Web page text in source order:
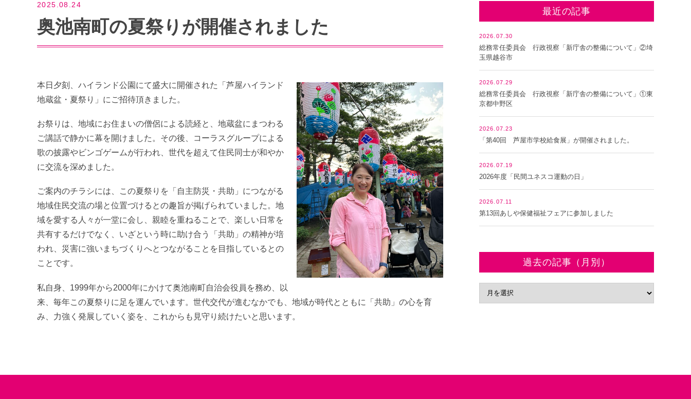
2025.08.24
奥池南町の夏祭りが開催されました
本日夕刻、ハイランド公園にて盛大に開催された「芦屋ハイランド
地蔵盆・夏祭り」にご招待頂きました。
お祭りは、地域にお住まいの僧侶による読経と、地蔵盆にまつわる
ご講話で静かに幕を開けました。その後、コーラスグループによる
歌の披露やビンゴゲームが行われ、世代を超えて住民同士が和やか
に交流を深めました。
ご案内のチラシには、この夏祭りを「自主防災・共助」につながる
地域住民交流の場と位置づけるとの趣旨が掲げられていました。地
域を愛する人々が一堂に会し、親睦を重ねることで、楽しい日常を
共有するだけでなく、いざという時に助け合う「共助」の精神が培
われ、災害に強いまちづくりへとつながることを目指しているとの
ことです。
私自身、1999年から2000年にかけて奥池南町自治会役員を務め、以
来、毎年この夏祭りに足を運んでいます。世代交代が進むなかでも、地域が時代とともに「共助」の心を育
み、力強く発展していく姿を、これからも見守り続けたいと思います。
最近の記事
2026.07.30
総務常任委員会 行政視察「新庁舎の整備について」②埼
玉県越谷市
2026.07.29
総務常任委員会 行政視察「新庁舎の整備について」①東
京都中野区
2026.07.23
「第40回 芦屋市学校給食展」が開催されました。
2026.07.19
2026年度「民間ユネスコ運動の日」
2026.07.11
第13回あしや保健福祉フェアに参加しました
過去の記事（月別）